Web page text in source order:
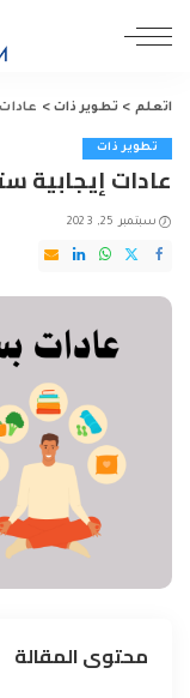
اتعلم > تطوير ذات>
تطوير ذات
عادات إيجابية
سبتمبر 25, 2023
محتوى المقالة